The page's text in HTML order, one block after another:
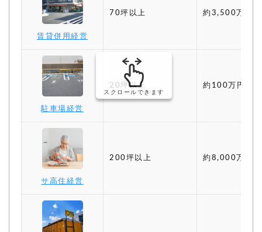
賃貸併用経営
70坪以上 約3,500万円〜
駐車場経営
20坪以上 約100万円〜
サ高住経営
200坪以上 約8,000万円〜
スクロールできます